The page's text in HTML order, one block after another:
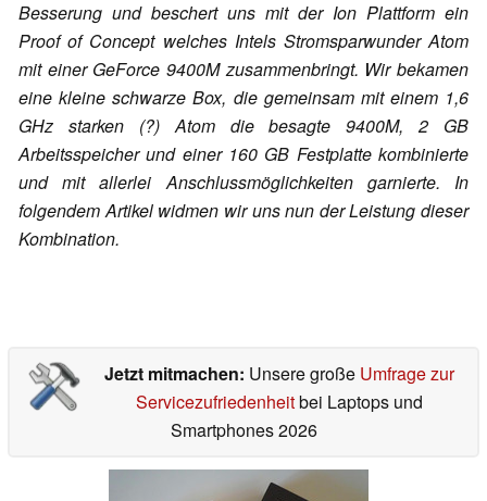
Besserung und beschert uns mit der Ion Plattform ein
Proof of Concept welches Intels Stromsparwunder Atom
mit einer GeForce 9400M zusammenbringt. Wir bekamen
eine kleine schwarze Box, die gemeinsam mit einem 1,6
GHz starken (?) Atom
die besagte 9400M, 2 GB
Arbeitsspeicher und einer 160 GB Festplatte kombinierte
und mit allerlei Anschlussmöglichkeiten garnierte. In
folgendem Artikel widmen wir uns nun der Leistung dieser
Kombination.
Jetzt mitmachen: Unsere große Umfrage zur
Servicezufriedenheitbei Laptops und
Smartphones 2026